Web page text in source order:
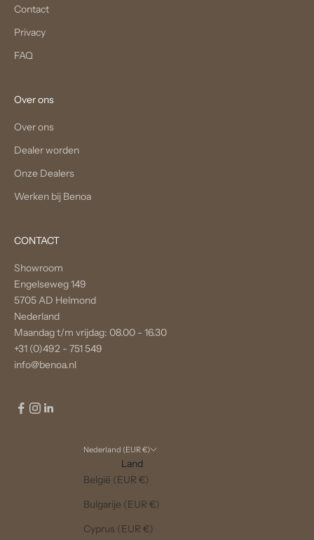
Contact
Privacy
FAQ
Over ons
Over ons
Dealer worden
Onze Dealers
Werken bij Benoa
CONTACT
Showroom
Engelseweg 149
5705 AD Helmond
Nederland
Maandag t/m vrijdag: 08.00 - 16.30
+31 (0)492 - 751 549
info@benoa.nl
Nederland (EUR €)
Land
België (EUR €)
Bulgarije (EUR €)
Cyprus (EUR €)